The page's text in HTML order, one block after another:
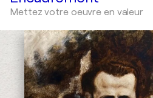
Mettez votre oeuvre en valeur